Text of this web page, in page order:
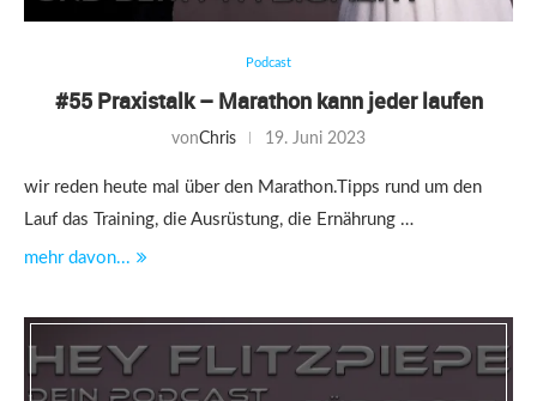
Podcast
#55 Praxistalk – Marathon kann jeder laufen
vonChris 19. Juni 2023
wir reden heute mal über den Marathon.Tipps rund um den
Lauf das Training, die Ausrüstung, die Ernährung …
mehr davon...